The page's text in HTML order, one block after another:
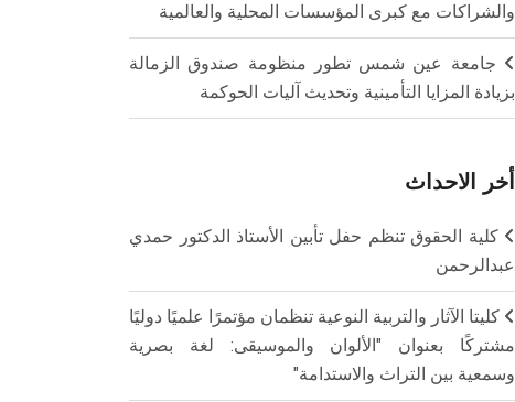
والشراكات مع كبرى المؤسسات المحلية والعالمية
جامعة عين شمس تطور منظومة صندوق الزمالة
بزيادة المزايا التأمينية وتحديث آليات الحوكمة
أخر الاحداث
كلية الحقوق تنظم حفل تأبين الأستاذ الدكتور حمدي
عبدالرحمن
كليتا الآثار والتربية النوعية تنظمان مؤتمرًا علميًا دوليًا
مشتركًا بعنوان "الألوان والموسيقى: لغة بصرية
وسمعية بين التراث والاستدامة"